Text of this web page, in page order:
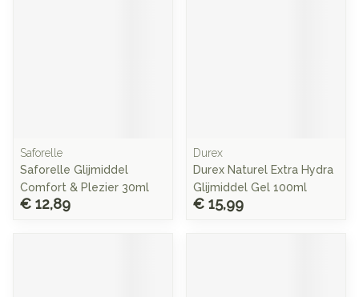
Saforelle
Saforelle Glijmiddel
Comfort & Plezier 30ml
€ 12,89
Durex
Durex Naturel Extra Hydra
Glijmiddel Gel 100ml
€ 15,99